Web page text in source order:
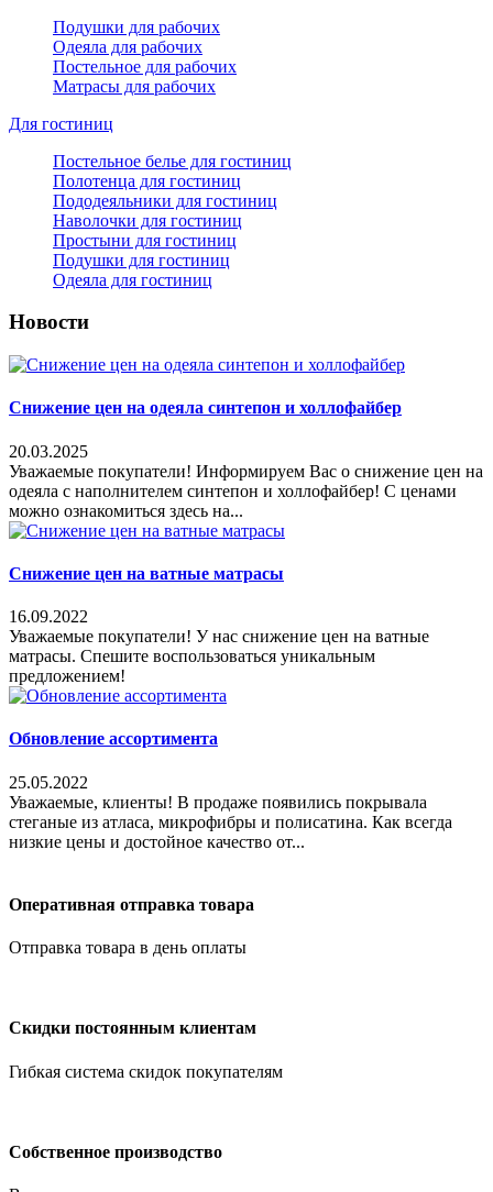
Подушки для рабочих
Одеяла для рабочих
Постельное для рабочих
Матрасы для рабочих
Для гостиниц
Постельное белье для гостиниц
Полотенца для гостиниц
Пододеяльники для гостиниц
Наволочки для гостиниц
Простыни для гостиниц
Подушки для гостиниц
Одеяла для гостиниц
Новости
Снижение цен на одеяла синтепон и холлофайбер
20.03.2025
Уважаемые покупатели! Информируем Вас о снижение цен на
одеяла с наполнителем синтепон и холлофайбер! С ценами
можно ознакомиться здесь на...
Снижение цен на ватные матрасы
16.09.2022
Уважаемые покупатели! У нас снижение цен на ватные
матрасы. Спешите воспользоваться уникальным
предложением!
Обновление ассортимента
25.05.2022
Уважаемые, клиенты! В продаже появились покрывала
стеганые из атласа, микрофибры и полисатина. Как всегда
низкие цены и достойное качество от...
Оперативная отправка товара
Отправка товара в день оплаты
Скидки постоянным клиентам
Гибкая система скидок покупателям
Собственное производство